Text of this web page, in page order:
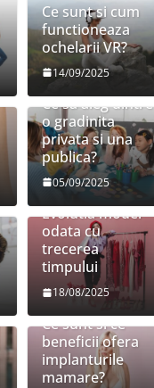
Ce sunt si cum
functioneaza
ochelarii VR?
14/09/2025
Ce sa aleg dintre
o gradinita
privata si una
publica?
05/09/2025
Evolutia modei
odata cu
trecerea
timpului
18/08/2025
Ce sunt si ce
beneficii ofera
implanturile
mamare?